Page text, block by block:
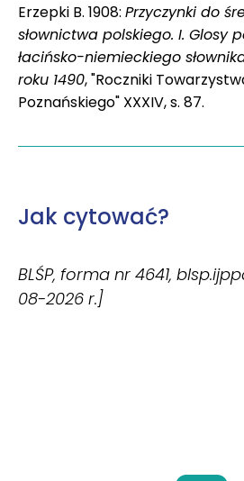
Erzepki B. 1908: Przyczynki do
słownictwa polskiego. I. Glosy
łacińsko-niemieckiego
roku 1490, "Roczniki
Poznańskiego" XXXIV, s. 87.
Jak cytować?
BLŚP, forma nr 4641,
08-2026 r.]